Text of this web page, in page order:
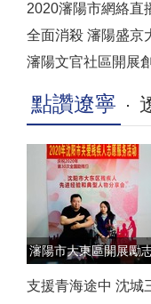
2020瀋陽市網絡直
全面消殺 瀋陽盛京
瀋陽文官社區開展
點讚遼寧
支援青海途中 沈城